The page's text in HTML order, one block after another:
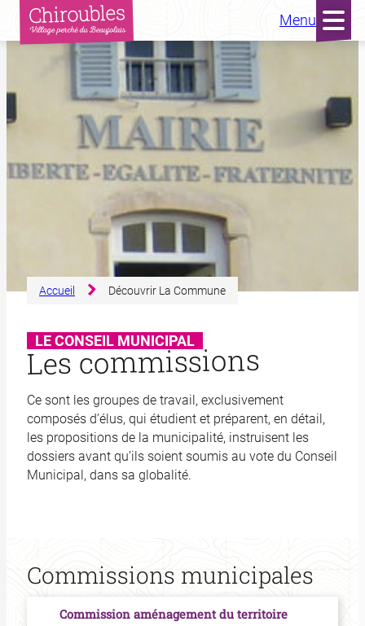
Aller
au
Menu
Accueil Découvrir La Commune
LE CONSEIL MUNICIPAL
Les commissions
Ce sont les groupes de travail, exclusivement
composés d’élus, qui étudient et préparent, en détail,
les propositions de la municipalité, instruisent les
dossiers avant qu’ils soient soumis au vote du Conseil
Municipal, dans sa globalité.
Commissions municipales
Commission aménagement du territoire